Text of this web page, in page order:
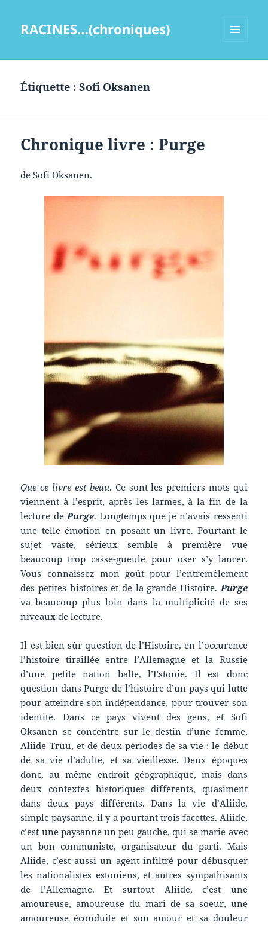
RACINES…(chroniques)
Étiquette :Sofi Oksanen
Chronique livre : Purge
de Sofi Oksanen.
Que ce livre est beau. Ce sont les premiers mots qui
viennent à l’esprit, après les larmes, à la fin de la
lecture dePurge. Longtemps que je n’avais ressenti
une telle émotion en posant un livre. Pourtant le
sujet vaste, sérieux semble à première vue
beaucoup trop casse-gueule pour oser s’y lancer.
Vous connaissez mon goût pour l’entremêlement
des petites histoires et de la grande Histoire.Purge
va beaucoup plus loin dans la multiplicité de ses
niveaux de lecture.
Il est bien sûr question de l’Histoire, en l’occurence
l’histoire tiraillée entre l’Allemagne et la Russie
d’une petite nation balte, l’Estonie. Il est donc
question dans Purge de l’histoire d’un pays qui lutte
pour atteindre son indépendance, pour trouver son
identité. Dans ce pays vivent des gens, et Sofi
Oksanen se concentre sur le destin d’une femme,
Aliide Truu, et de deux périodes de sa vie : le début
de sa vie d’adulte, et sa vieillesse. Deux époques
donc, au même endroit géographique, mais dans
deux contextes historiques différents, quasiment
dans deux pays différents. Dans la vie d’Aliide,
simple paysanne, il y a pourtant trois facettes. Aliide,
c’est une paysanne un peu gauche, qui se marie avec
un bon communiste, organisateur du parti. Mais
Aliide, c’est aussi un agent infiltré pour débusquer
les nationalistes estoniens, et autres sympathisants
de l’Allemagne. Et surtout Aliide, c’est une
amoureuse, amoureuse du mari de sa soeur, une
amoureuse éconduite et son amour et sa douleur